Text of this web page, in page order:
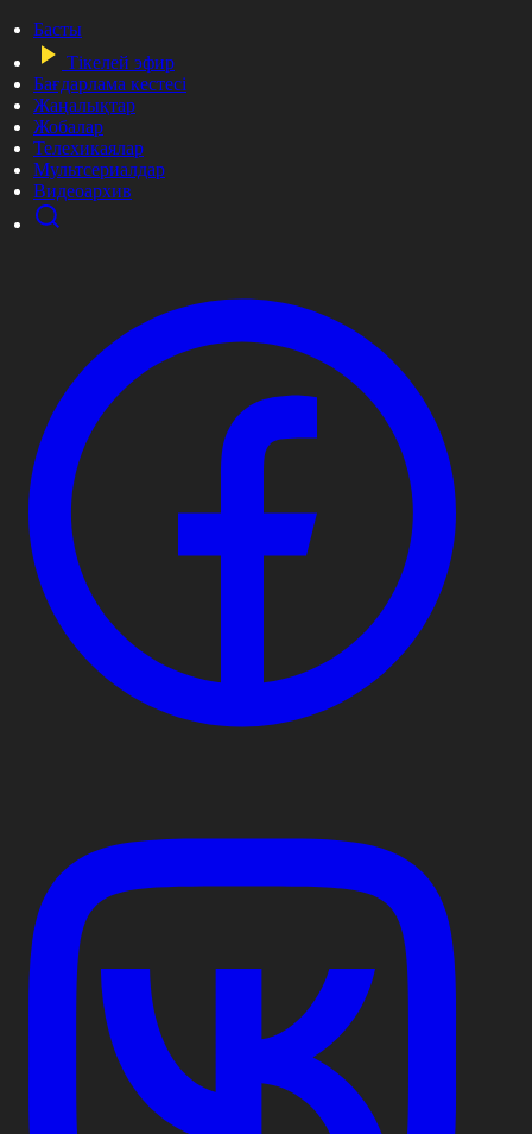
Басты
Тікелей эфир
Бағдарлама кестесі
Жаңалықтар
Жобалар
Телехикаялар
Мультсериалдар
Видеоархив